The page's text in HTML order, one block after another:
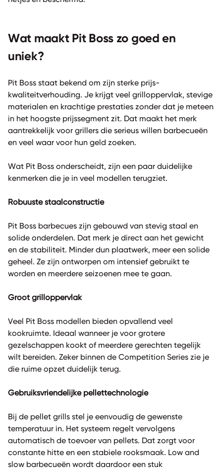
Wat maakt Pit Boss zo goed en
uniek?
Pit Boss staat bekend om zijn sterke prijs-
kwaliteitverhouding. Je krijgt veel grilloppervlak, stevige
materialen en krachtige prestaties zonder dat je meteen
in het hoogste prijssegment zit. Dat maakt het merk
aantrekkelijk voor grillers die serieus willen barbecueën
en veel waar voor hun geld zoeken.
Wat Pit Boss onderscheidt, zijn een paar duidelijke
kenmerken die je in veel modellen terugziet.
Robuuste staalconstructie
Pit Boss barbecues zijn gebouwd van stevig staal en
solide onderdelen. Dat merk je direct aan het gewicht
en de stabiliteit. Minder dun plaatwerk, meer een solide
geheel. Ze zijn ontworpen om intensief gebruikt te
worden en meerdere seizoenen mee te gaan.
Groot grilloppervlak
Veel Pit Boss modellen bieden opvallend veel
kookruimte. Ideaal wanneer je voor grotere
gezelschappen kookt of meerdere gerechten tegelijk
wilt bereiden. Zeker binnen de Competition Series zie je
die ruime opzet duidelijk terug.
Gebruiksvriendelijke pellettechnologie
Bij de pellet grills stel je eenvoudig de gewenste
temperatuur in. Het systeem regelt vervolgens
automatisch de toevoer van pellets. Dat zorgt voor
constante hitte en een stabiele rooksmaak. Low and
slow barbecueën wordt daardoor een stuk